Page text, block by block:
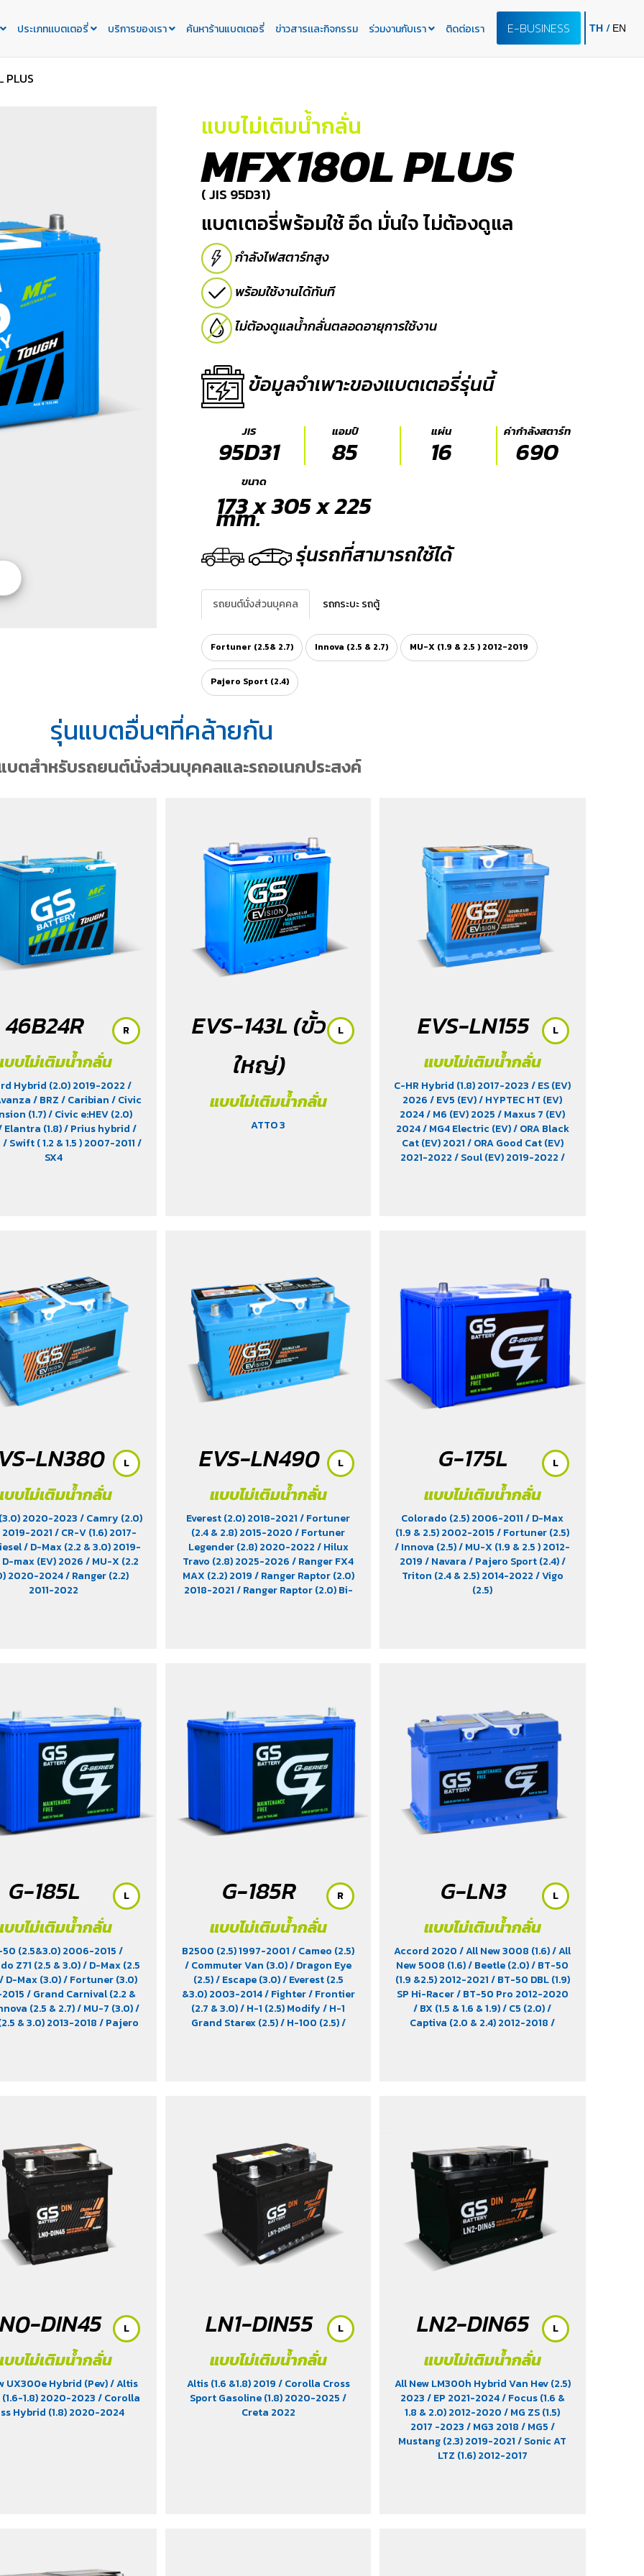
ประเภทเเบตเตอรี่ บริการของเรา ค้นหาร้านแบตเตอรี่ ข่าวสารเเละกิจกรรม ร่วมงานกับเรา ติดต่อเรา E-BUSINESS TH / EN
PLUS
แบบไม่เติมน้ำกลั่น
MFX180L PLUS
( JIS 95D31)
แบตเตอรี่พร้อมใช้ อึด มั่นใจ ไม่ต้องดูแล
กำลังไฟสตาร์ทสูง
พร้อมใช้งานได้ทันที
ไม่ต้องดูแลน้ำกลั่นตลอดอายุการใช้งาน
ข้อมูลจำเพาะของแบตเตอรี่รุ่นนี้
JIS
95D31
แอมป์
85
แผ่น
16
ค่ากำลังสตาร์ท
690
ขนาด
173 x 305 x 225
mm.
รุ่นรถที่สามารถใช้ได้
รถยนต์นั่งส่วนบุคคล รถกระบะ รถตู้
Fortuner (2.5& 2.7) Innova (2.5 & 2.7) MU-X (1.9 & 2.5 ) 2012-2019
Pajero Sport (2.4)
รุ่นแบตอื่นๆที่คล้ายกัน
บตสำหรับรถยนต์นั่งส่วนบุคคลและรถอเนกประสงค์
46B24R
บไม่เติมน้ำกลั่น
Hybrid (2.0) 2019-2022/
/ BRZ/ Caribian/ Civic
(1.7)/ Civic e:HEV (2.0)
Elantra (1.8)/ Prius hybrid/
/ Swift ( 1.2 & 1.5 ) 2007-2011/
SX4
R
EVS-143L (ขั้ว
ใหญ่)
แบบไม่เติมน้ำกลั่น
ATTO 3
L EVS-LN155
แบบไม่เติมน้ำกลั่น
C-HR Hybrid (1.8) 2017-2023/ ES (EV)
2026/ EV5 (EV)/ HYPTEC HT (EV)
2024/ M6 (EV) 2025/ Maxus 7 (EV)
2024/ MG4 Electric (EV)/ ORA Black
Cat (EV) 2021/ ORA Good Cat (EV)
2021-2022/ Soul (EV) 2019-2022/
L
LN380
บไม่เติมน้ำกลั่น
2020-2023/ Camry (2.0)
2019-2021/ CR-V (1.6) 2017-
/ D-Max (2.2 & 3.0) 2019-
max (EV) 2026/ MU-X (2.2
2020-2024/ Ranger (2.2)
2011-2022
L EVS-LN490
แบบไม่เติมน้ำกลั่น
Everest (2.0) 2018-2021/ Fortuner
(2.4 & 2.8) 2015-2020/ Fortuner
Legender (2.8) 2020-2022/ Hilux
Travo (2.8) 2025-2026/ Ranger FX4
MAX (2.2) 2019/ Ranger Raptor (2.0)
2018-2021/ Ranger Raptor (2.0) Bi-
L G-175L
แบบไม่เติมน้ำกลั่น
Colorado (2.5) 2006-2011/ D-Max
(1.9 & 2.5) 2002-2015/ Fortuner (2.5)
/ Innova (2.5)/ MU-X (1.9 & 2.5 ) 2012-
2019/ Navara/ Pajero Sport (2.4)/
Triton (2.4 & 2.5) 2014-2022/ Vigo
(2.5)
L
G-185L
บไม่เติมน้ำกลั่น
(2.5&3.0) 2006-2015/
Z71 (2.5 & 3.0)/ D-Max (2.5
/ D-Max (3.0)/ Fortuner (3.0)
/ Grand Carnival (2.2 &
(2.5 & 2.7)/ MU-7 (3.0)/
& 3.0) 2013-2018/ Pajero
L G-185R
แบบไม่เติมน้ำกลั่น
B2500 (2.5) 1997-2001/ Cameo (2.5)
/ Commuter Van (3.0)/ Dragon Eye
(2.5)/ Escape (3.0)/ Everest (2.5
&3.0) 2003-2014/ Fighter/ Frontier
(2.7 & 3.0)/ H-1 (2.5) Modify/ H-1
Grand Starex (2.5)/ H-100 (2.5)/
R G-LN3
แบบไม่เติมน้ำกลั่น
Accord 2020/ All New 3008 (1.6)/ All
New 5008 (1.6)/ Beetle (2.0)/ BT-50
(1.9 &2.5) 2012-2021/ BT-50 DBL (1.9)
SP Hi-Racer/ BT-50 Pro 2012-2020
/ BX (1.5 & 1.6 & 1.9)/ C5 (2.0)/
Captiva (2.0 & 2.4) 2012-2018/
(2.5)/ Golf (1.8 & 2.0)/ Hiace
Innova Crystra 2016-2022/ Majesty
2019-2022/ MG GS/ MG V80 / MG6
Navara Pro -4X 2022/ Navara Pro-
2X 2022
/ Passat (1.8 & 2.0)
Peugeot 207/ Peugeot 307/
Peugeot 360
/ Peugeot 406/
Peugeot 407/ Peugeot 607
(2.2 & 2.5)/ Revo (2.4)
Territory (2.7)/ Trailblazer Phoenix
/ X-Trail Hybrid
(2.0)
L
DIN45
บไม่เติมน้ำกลั่น
UX300e Hybrid (Pev)/ Altis
1.8) 2020-2023/ Corolla
Hybrid (1.8) 2020-2024
L LN1-DIN55
แบบไม่เติมน้ำกลั่น
Altis (1.6 &1.8) 2019/ Corolla Cross
Sport Gasoline (1.8) 2020-2025/
Creta 2022
L LN2-DIN65
แบบไม่เติมน้ำกลั่น
All New LM300h Hybrid Van Hev (2.5)
2023/ EP 2021-2024/ Focus (1.6 &
1.8 & 2.0) 2012-2020/ MG ZS (1.5)
2017 -2023/ MG3 2018/ MG5/
Mustang (2.3) 2019-2021/ Sonic AT
LTZ (1.6) 2012-2017
L